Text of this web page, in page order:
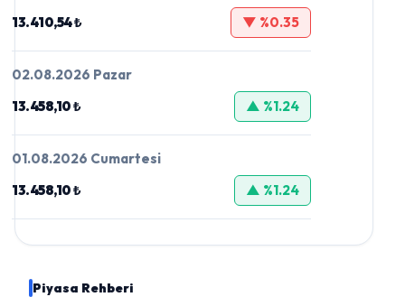
13.410,54 ₺
▼ %0.35
02.08.2026 Pazar
13.458,10 ₺
▲ %1.24
01.08.2026 Cumartesi
13.458,10 ₺
▲ %1.24
Piyasa Rehberi